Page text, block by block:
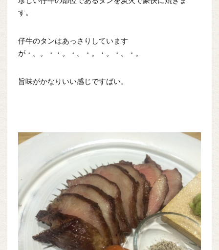
す。
仔牛のタンはあっさりしています
が・。。・・。・。・。・。・。・。
旨味がかなりいい感じですばい。